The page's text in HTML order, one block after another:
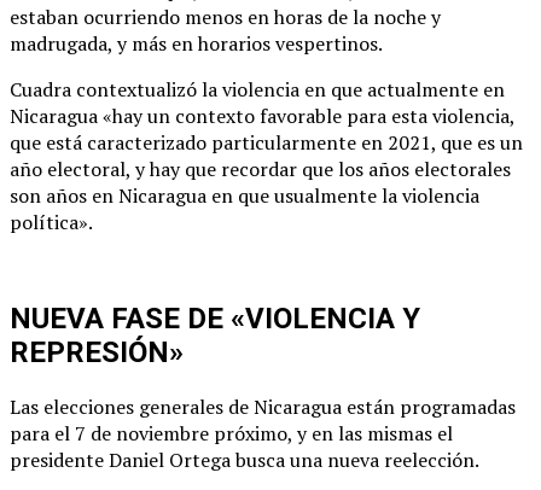
estaban ocurriendo menos en horas de la noche y
madrugada, y más en horarios vespertinos.
Cuadra contextualizó la violencia en que actualmente en
Nicaragua «hay un contexto favorable para esta violencia,
que está caracterizado particularmente en 2021, que es un
año electoral, y hay que recordar que los años electorales
son años en Nicaragua en que usualmente la violencia
política».
NUEVA FASE DE «VIOLENCIA Y
REPRESIÓN»
Las elecciones generales de Nicaragua están programadas
para el 7 de noviembre próximo, y en las mismas el
presidente Daniel Ortega busca una nueva reelección.